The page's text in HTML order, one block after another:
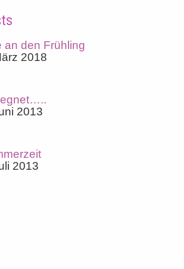
an den Frühling
2018
2013
2013